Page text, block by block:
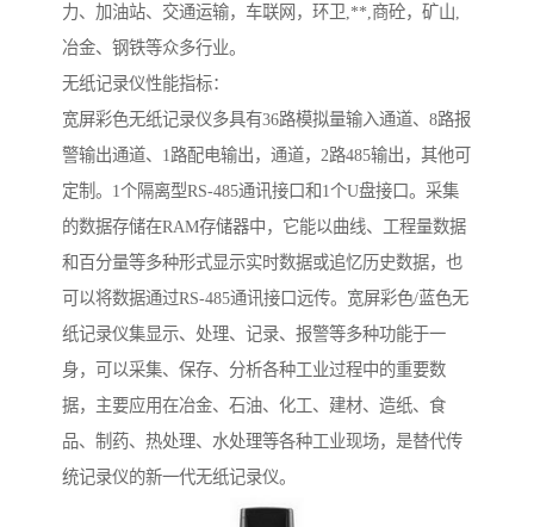
力、加油站、交通运输，车联网，环卫,**,商砼，矿山,
冶金、钢铁等众多行业。
无纸记录仪性能指标：
宽屏彩色无纸记录仪多具有36路模拟量输入通道、8路报
警输出通道、1路配电输出，通道，2路485输出，其他可
定制。1个隔离型RS-485通讯接口和1个U盘接口。采集
的数据存储在RAM存储器中，它能以曲线、工程量数据
和百分量等多种形式显示实时数据或追忆历史数据，也
可以将数据通过RS-485通讯接口远传。宽屏彩色/蓝色无
纸记录仪集显示、处理、记录、报警等多种功能于一
身，可以采集、保存、分析各种工业过程中的重要数
据，主要应用在冶金、石油、化工、建材、造纸、食
品、制药、热处理、水处理等各种工业现场，是替代传
统记录仪的新一代无纸记录仪。